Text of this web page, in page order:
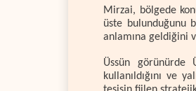
Mirzai, bölgede
üste bulunduğunu
anlamına geldiğini
Üssün görünürde
kullanıldığını ve